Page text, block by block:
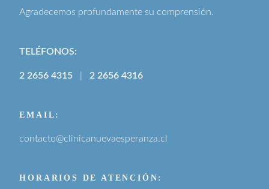
Agradecemos profundamente su comprensión.
TELÉFONOS:
2 2656 4315 |2 2656 4316
EMAIL:
contacto@clinicanuevaesperanza.cl
HORARIOS DE ATENCIÓN: